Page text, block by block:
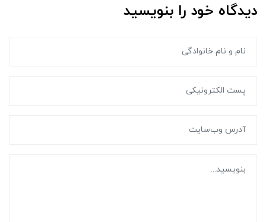
دیدگاه خود را بنویسید